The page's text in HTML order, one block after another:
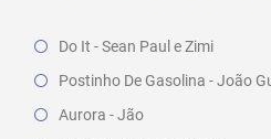
Do It - Sean Paul e Zimi
Postinho De Gasolina - João
Aurora - Jão